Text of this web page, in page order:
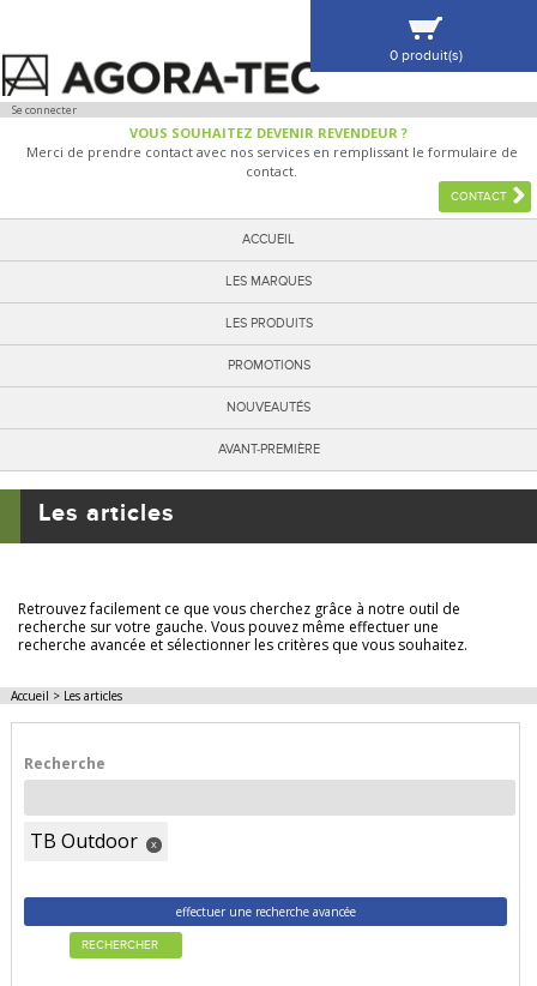
Se connecter
VOUS SOUHAITEZ DEVENIR REVENDEUR ?
Merci de prendre contact avec nos services en remplissant le formulaire de
contact.
CONTACT
ACCUEIL
LES MARQUES
LES PRODUITS
PROMOTIONS
NOUVEAUTÉS
AVANT-PREMIÈRE
0 produit(s)
VOIR MA SÉLECTION
Les articles
Retrouvez facilement ce que vous cherchez grâce à notre outil de
recherche sur votre gauche. Vous pouvez même effectuer une
recherche avancée et sélectionner les critères que vous souhaitez.
Accueil > Les articles
Recherche
TB Outdoor x
effectuer une recherche avancée
RECHERCHER